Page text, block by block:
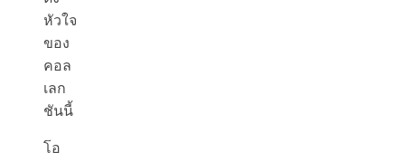
หัวใจ
ของ
คอล
เลก
ชันนี้
โอ